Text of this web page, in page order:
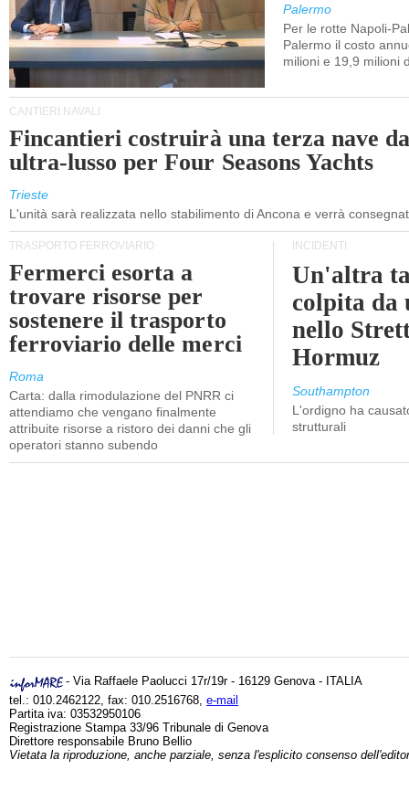
Palermo
Per le rotte Napoli-
Palermo il costo
milioni e 19,9 milioni
CANTIERI NAVALI
Fincantieri costruirà una terza nave
ultra-lusso per Four Seasons Yachts
Trieste
L'unità sarà realizzata nello stabilimento di Ancona e verrà
TRASPORTO FERROVIARIO
Fermerci esorta a
trovare risorse per
sostenere il trasporto
ferroviario delle merci
Roma
Carta: dalla rimodulazione del PNRR ci
attendiamo che vengano finalmente
attribuite risorse a ristoro dei danni che gli
operatori stanno subendo
INCIDENTI
Un'altra
colpita da
nello
Hormuz
Southampton
L'ordigno ha
strutturali
- Via Raffaele Paolucci 17r/19r - 16129 Genova - ITALIA
tel.: 010.2462122, fax: 010.2516768, e-mail
Partita iva: 03532950106
Registrazione Stampa 33/96 Tribunale di Genova
Direttore responsabile Bruno Bellio
Vietata la riproduzione, anche parziale, senza l'esplicito consenso